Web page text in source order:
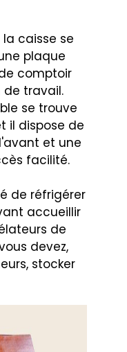
caisse se
plaque
comptoir
travail.
se trouve
il dispose de
et une
facilité.
de réfrigérer
accueillir
de
devez,
stocker